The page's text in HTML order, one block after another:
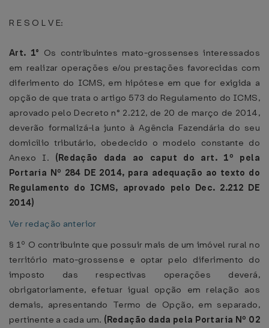
R E S O L V E:
Art. 1° Os contribuintes mato-grossenses interessados
em realizar operações e/ou prestações favorecidas com
diferimento do ICMS, em hipótese em que for exigida a
opção de que trata o artigo 573 do Regulamento do ICMS,
aprovado pelo Decreto n° 2.212, de 20 de março de 2014,
deverão formalizá-la junto à Agência Fazendária do seu
domicílio tributário, obedecido o modelo constante do
Anexo I. (Redação dada ao caput do art. 1º pela
Portaria Nº 284 DE 2014, para adequação ao texto do
Regulamento do ICMS, aprovado pelo Dec. 2.212 DE
2014)
Ver redação anterior
§ 1º O contribuinte que possuir mais de um imóvel rural no
território mato-grossense e optar pelo diferimento do
imposto das respectivas operações deverá,
obrigatoriamente, efetuar igual opção em relação aos
demais, apresentando Termo de Opção, em separado,
pertinente a cada um. (Redação dada pela Portaria Nº 02